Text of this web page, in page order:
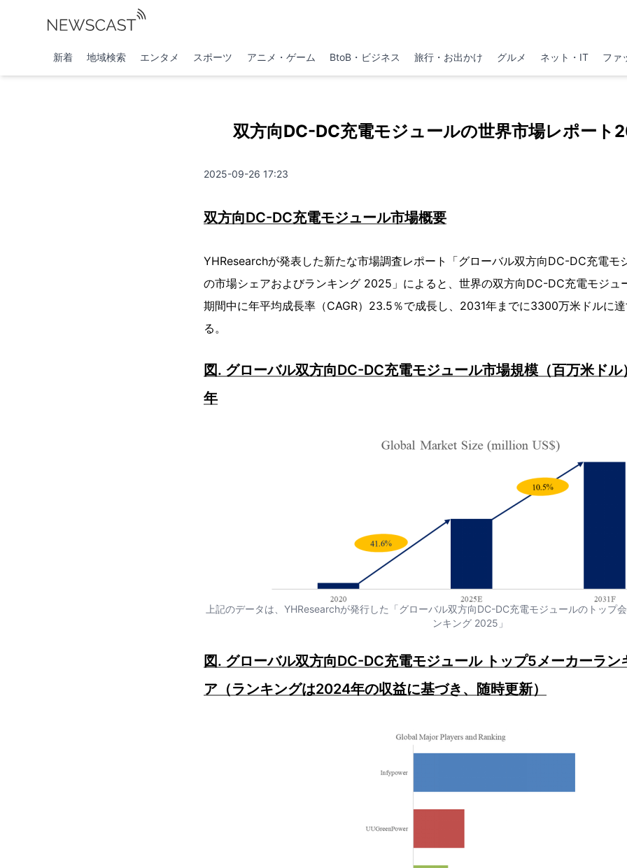
新着 地域検索 エンタメ スポーツ アニメ・ゲーム BtoB・ビジネス 旅行・お出かけ グルメ ネット・IT ファ
双方向DC-DC充電モジュールの世界市場レポー
2025-09-26 17:23
双方向DC-DC充電モジュール市場概要
YHResearchが発表した新たな市場調査レポート「グローバル双方向DC-DC充電モ
の市場シェアおよびランキング 2025」によると、世界の双方向DC-DC充電モジュ
期間中に年平均成長率（CAGR）23.5％で成長し、2031年までに3300万米ドルに
る。
図. グローバル双方向DC-DC充電モジュール市場規模（百万米ド
年
上記のデータは、YHResearchが発行した「グローバル双方向DC-DC充電モジュールのトップ
ンキング 2025」
図. グローバル双方向DC-DC充電モジュール トップ5メーカーラン
ア（ランキングは2024年の収益に基づき、随時更新）